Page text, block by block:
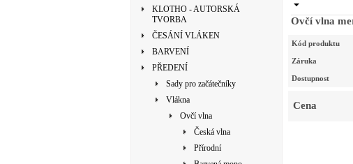
KLOTHO - AUTORSKÁ
TVORBA
ČESÁNÍ VLÁKEN
BARVENÍ
PŘEDENÍ
Sady pro začátečníky
Vlákna
Ovčí vlna
Česká vlna
Přírodní
Ovčí vlna
Kód produktu
Záruka
Dostupnost
Cena